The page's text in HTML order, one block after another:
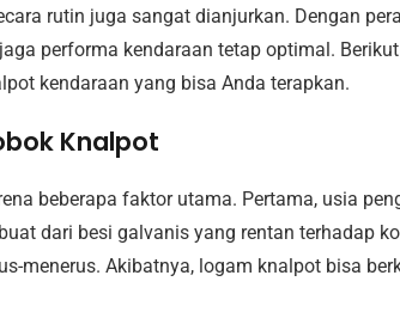
rutin juga sangat dianjurkan. Dengan
performa kendaraan tetap optimal.
kendaraan yang bisa Anda terapkan.
Knalpot
beberapa faktor utama. Pertama, usia
dari besi galvanis yang rentan terhadap
menerus. Akibatnya, logam knalpot bisa